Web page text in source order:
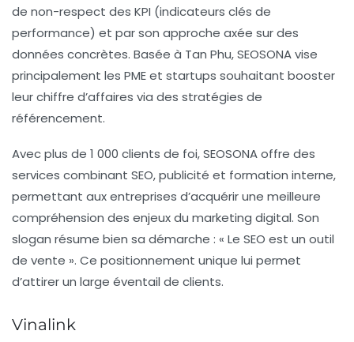
de non-respect des KPI (indicateurs clés de
performance) et par son approche axée sur des
données concrètes. Basée à Tan Phu, SEOSONA vise
principalement les PME et startups souhaitant booster
leur chiffre d’affaires via des stratégies de
référencement.
Avec plus de 1 000 clients de foi, SEOSONA offre des
services combinant SEO, publicité et formation interne,
permettant aux entreprises d’acquérir une meilleure
compréhension des enjeux du marketing digital. Son
slogan résume bien sa démarche : « Le SEO est un outil
de vente ». Ce positionnement unique lui permet
d’attirer un large éventail de clients.
Vinalink